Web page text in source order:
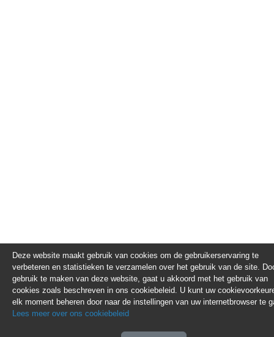
Deze website maakt gebruik van cookies om de gebruikerservaring te
verbeteren en statistieken te verzamelen over het gebruik van de site.
gebruik te maken van deze website, gaat u akkoord met het gebruik van
cookies zoals beschreven in ons cookiebeleid. U kunt uw
elk moment beheren door naar de instellingen van uw internetbrowser te
Lees meer over ons cookiebeleid